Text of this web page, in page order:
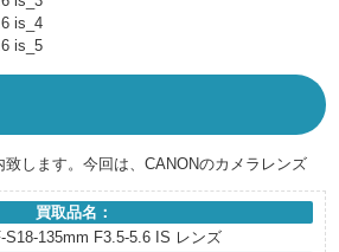
します。今回は、CANONのカメラレンズ
買取品名：
S18-135mm F3.5-5.6 IS レンズ